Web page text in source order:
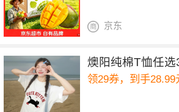
京东
燠阳纯棉T恤任选
领29券，到手28.99